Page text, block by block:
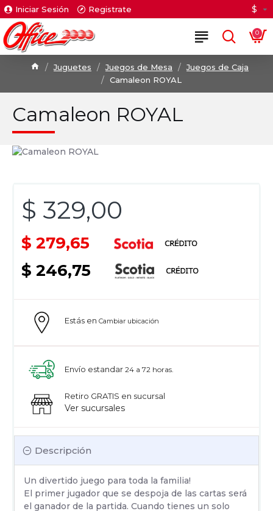
Iniciar Sesión Registrate $
0
Juguetes Juegos de Mesa
Juegos de Caja
Camaleon ROYAL
Camaleon ROYAL
$ 329,00
$ 279,65
$ 246,75
Descripción
Un divertido juego para toda la familia!
El primer jugador que se despoja de las cartas será
el ganador de la partida. Cuando tienes un solo
Estás en Cambiar ubicación
Envío estandar 24 a 72 horas.
Retiro GRATIS en sucursal
Ver sucursales